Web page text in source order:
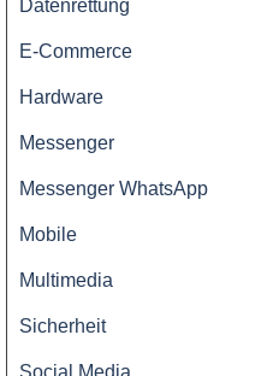
Datenrettung
E-Commerce
Hardware
Messenger
Messenger WhatsApp
Mobile
Multimedia
Sicherheit
Social Media